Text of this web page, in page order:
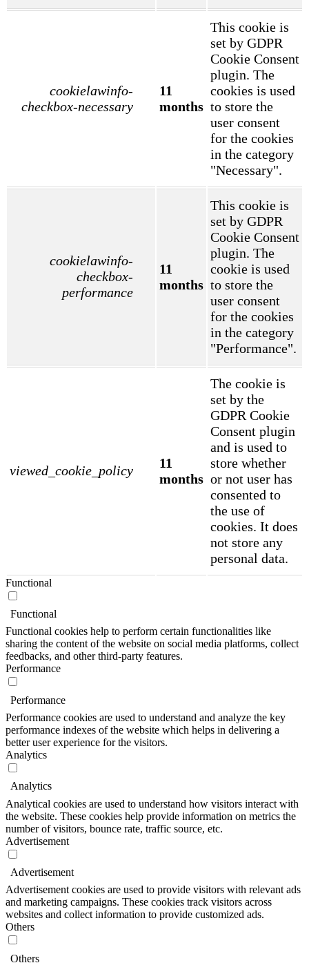
cookielawinfo-
checkbox-necessary
11
months
This cookie is
set by GDPR
Cookie Consent
plugin. The
cookies is used
to store the
user consent
for the cookies
in the category
"Necessary".
cookielawinfo-
checkbox-
performance
11
months
This cookie is
set by GDPR
Cookie Consent
plugin. The
cookie is used
to store the
user consent
for the cookies
in the category
"Performance".
viewed_cookie_policy
11
months
The cookie is
set by the
GDPR Cookie
Consent plugin
and is used to
store whether
or not user has
consented to
the use of
cookies. It does
not store any
personal data.
Functional
Functional
Functional cookies help to perform certain functionalities like
sharing the content of the website on social media platforms, collect
feedbacks, and other third-party features.
Performance
Performance
Performance cookies are used to understand and analyze the key
performance indexes of the website which helps in delivering a
better user experience for the visitors.
Analytics
Analytics
Analytical cookies are used to understand how visitors interact with
the website. These cookies help provide information on metrics the
number of visitors, bounce rate, traffic source, etc.
Advertisement
Advertisement
Advertisement cookies are used to provide visitors with relevant ads
and marketing campaigns. These cookies track visitors across
websites and collect information to provide customized ads.
Others
Others